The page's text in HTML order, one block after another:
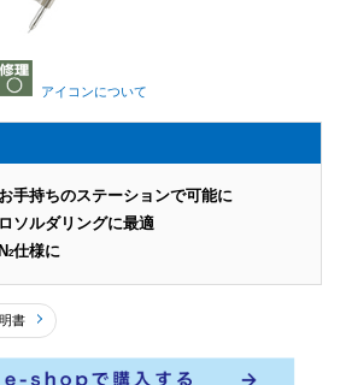
アイコンについて
手持ちのステーションで可能に
ソルダリングに最適
2仕様に
書